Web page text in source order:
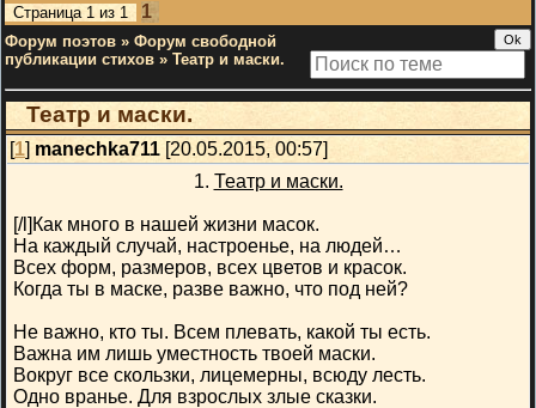
Страница 1 из 1 1
Форум поэтов » Форум свободной
публикации стихов » Театр и маски.
Театр и маски.
[1] manechka711 [20.05.2015, 00:57]
1. Театр и маски.
[/l]Как много в нашей жизни масок.
На каждый случай, настроенье, на людей…
Всех форм, размеров, всех цветов и красок.
Когда ты в маске, разве важно, что под ней?
Не важно, кто ты. Всем плевать, какой ты есть.
Важна им лишь уместность твоей маски.
Вокруг все скользки, лицемерны, всюду лесть.
Одно вранье. Для взрослых злые сказки.